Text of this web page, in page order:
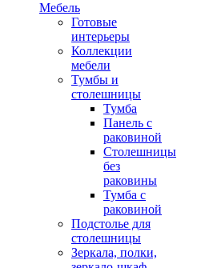
Мебель
Готовые
интерьеры
Коллекции
мебели
Тумбы и
столешницы
Тумба
Панель с
раковиной
Столешницы
без
раковины
Тумба с
раковиной
Подстолье для
столешницы
Зеркала, полки,